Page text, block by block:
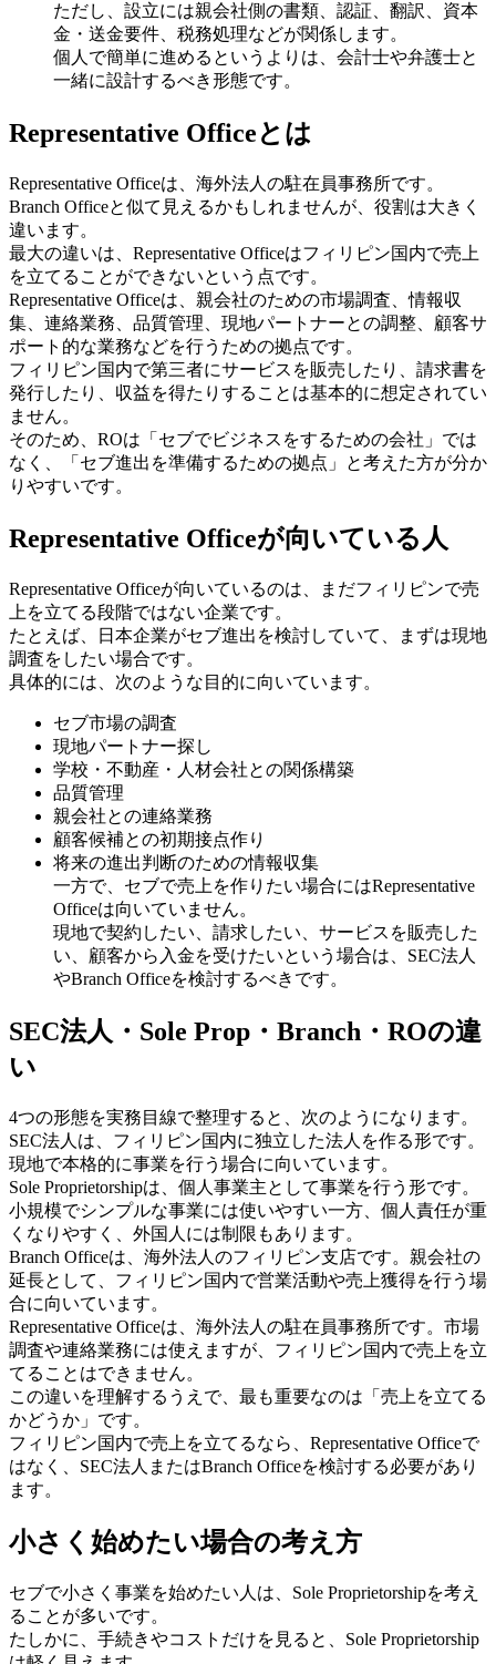
ただし、設立には親会社側の書類、認証、翻訳、資本
金・送金要件、税務処理などが関係します。
個人で簡単に進めるというよりは、会計士や弁護士と
一緒に設計するべき形態です。
Representative Officeとは
Representative Officeは、海外法人の駐在員事務所です。
Branch Officeと似て見えるかもしれませんが、役割は大きく
違います。
最大の違いは、Representative Officeはフィリピン国内で売上
を立てることができないという点です。
Representative Officeは、親会社のための市場調査、情報収
集、連絡業務、品質管理、現地パートナーとの調整、顧客サ
ポート的な業務などを行うための拠点です。
フィリピン国内で第三者にサービスを販売したり、請求書を
発行したり、収益を得たりすることは基本的に想定されてい
ません。
そのため、ROは「セブでビジネスをするための会社」では
なく、「セブ進出を準備するための拠点」と考えた方が分か
りやすいです。
Representative Officeが向いている人
Representative Officeが向いているのは、まだフィリピンで売
上を立てる段階ではない企業です。
たとえば、日本企業がセブ進出を検討していて、まずは現地
調査をしたい場合です。
具体的には、次のような目的に向いています。
セブ市場の調査
現地パートナー探し
学校・不動産・人材会社との関係構築
品質管理
親会社との連絡業務
顧客候補との初期接点作り
将来の進出判断のための情報収集
一方で、セブで売上を作りたい場合にはRepresentative
Officeは向いていません。
現地で契約したい、請求したい、サービスを販売した
い、顧客から入金を受けたいという場合は、SEC法人
やBranch Officeを検討するべきです。
SEC法人・Sole Prop・Branch・ROの違
い
4つの形態を実務目線で整理すると、次のようになります。
SEC法人は、フィリピン国内に独立した法人を作る形です。
現地で本格的に事業を行う場合に向いています。
Sole Proprietorshipは、個人事業主として事業を行う形です。
小規模でシンプルな事業には使いやすい一方、個人責任が重
くなりやすく、外国人には制限もあります。
Branch Officeは、海外法人のフィリピン支店です。親会社の
延長として、フィリピン国内で営業活動や売上獲得を行う場
合に向いています。
Representative Officeは、海外法人の駐在員事務所です。市場
調査や連絡業務には使えますが、フィリピン国内で売上を立
てることはできません。
この違いを理解するうえで、最も重要なのは「売上を立てる
かどうか」です。
フィリピン国内で売上を立てるなら、Representative Officeで
はなく、SEC法人またはBranch Officeを検討する必要があり
ます。
小さく始めたい場合の考え方
セブで小さく事業を始めたい人は、Sole Proprietorshipを考え
ることが多いです。
たしかに、手続きやコストだけを見ると、Sole Proprietorship